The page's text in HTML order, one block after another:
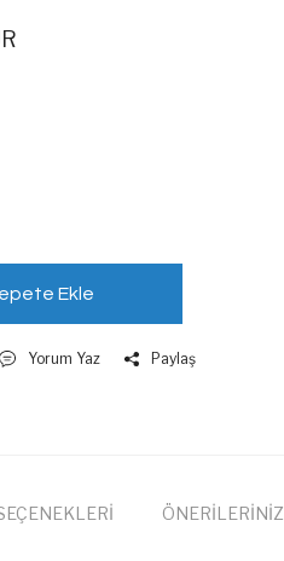
Ekle
Yorum Yaz Paylaş
ÖNERİLERİNİZ